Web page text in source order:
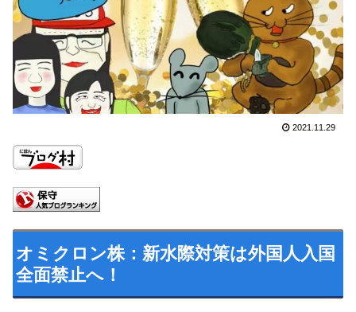
2021.11.29
オミクロン株：新水際対策は外国人入国
全面禁止へ！